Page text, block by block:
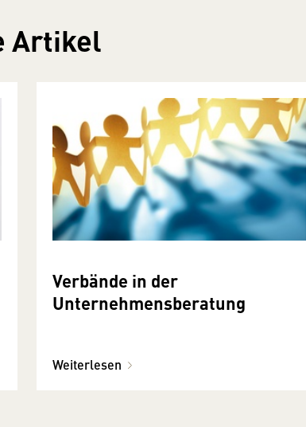
Artikel
Verbände in der
Unternehmensberatung
Weiterlesen